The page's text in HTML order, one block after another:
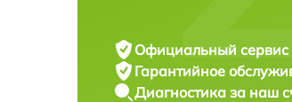
Официальный сервис
Гарантийное
Диагностика за наш